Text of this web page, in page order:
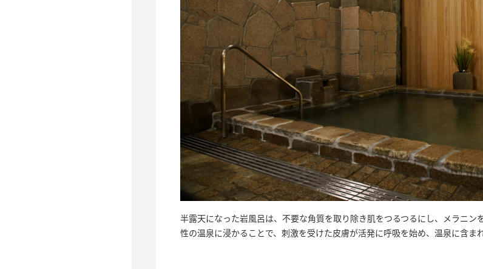
半露天になった岩風呂は、不要な角質を取り除き肌をつるつるにし、メラニン
性の温泉に浸かることで、刺激を受けた皮膚が活発に呼吸を始め、温泉に含ま